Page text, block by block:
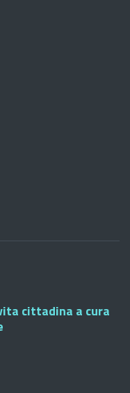
cittadina a cura